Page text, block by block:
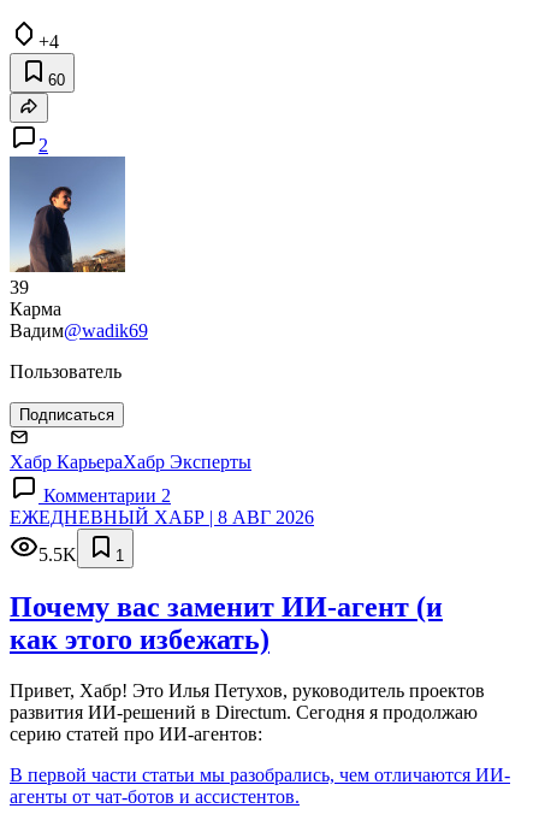
+4
60
2
39
Карма
Вадим@wadik69
Пользователь
Подписаться
Хабр КарьераХабр Эксперты
Комментарии 2
ЕЖЕДНЕВНЫЙ ХАБР | 8 АВГ 2026
5.5K
1
Почему вас заменит ИИ‑агент (и
как этого избежать)
Привет, Хабр! Это Илья Петухов, руководитель проектов
развития ИИ-решений в Directum. Сегодня я продолжаю
серию статей про ИИ-агентов:
В первой части статьи мы разобрались, чем отличаются ИИ-
агенты от чат-ботов и ассистентов.